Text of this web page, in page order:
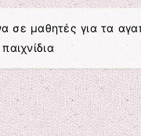
άρθρων
σε μαθητές για τα